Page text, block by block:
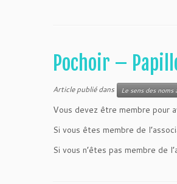
Pochoir –
Article publié dans Le sens des
Vous devez être membre pour
Si vous êtes membre de
Si vous n’êtes pas membre de